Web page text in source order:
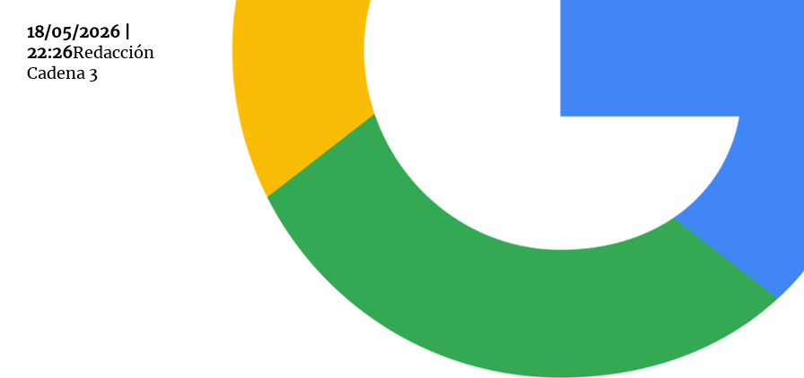
18/05/2026 |
22:26Redacción
Cadena 3
Mundial 2026 La Sole en Cadena 3 Cadena 3